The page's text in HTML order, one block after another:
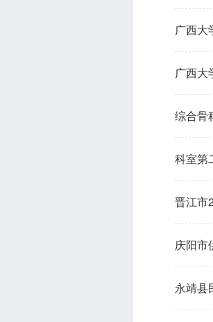
广西大
广西大
综合骨
科室第
晋江市
庆阳市
永靖县